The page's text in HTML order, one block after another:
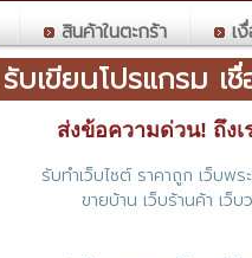
สินค้าในตะกร้า เงื่
รับเขียนโปรแกรม
ส่งข้อความด่วน! ถึงเ
รับทำเว็บไซต์ ราคาถูก เว็บพร
ขายบ้าน เว็บร้านค้า เว็บ